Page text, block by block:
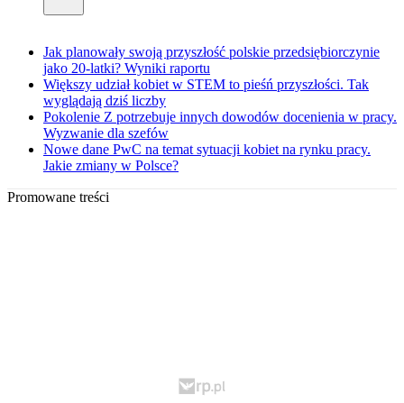
Jak planowały swoją przyszłość polskie przedsiębiorczynie
jako 20-latki? Wyniki raportu
Większy udział kobiet w STEM to pieśń przyszłości. Tak
wyglądają dziś liczby
Pokolenie Z potrzebuje innych dowodów docenienia w pracy.
Wyzwanie dla szefów
Nowe dane PwC na temat sytuacji kobiet na rynku pracy.
Jakie zmiany w Polsce?
Promowane treści